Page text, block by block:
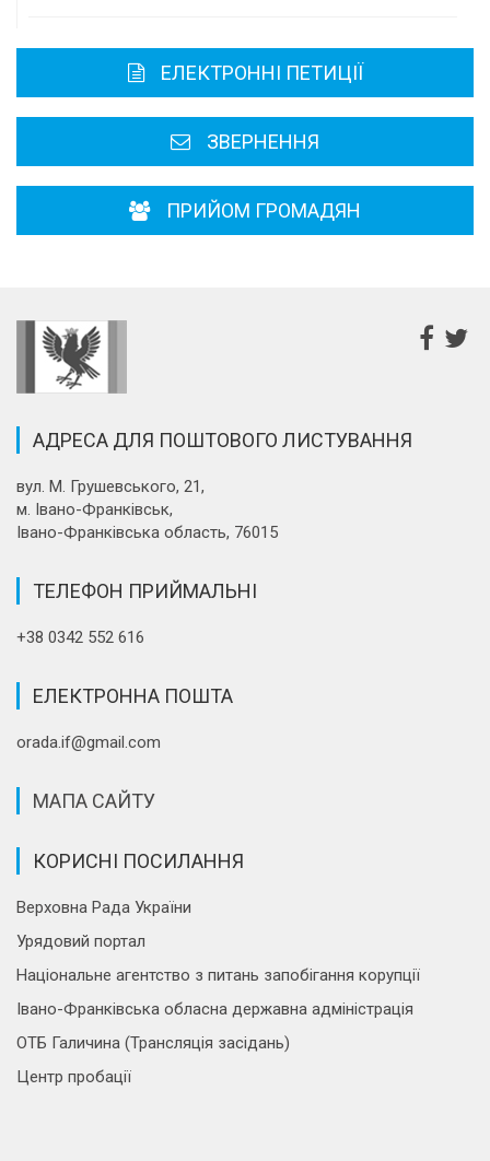
Районні, міські ради
ЕЛЕКТРОННІ ПЕТИЦІЇ
ЗВЕРНЕННЯ
ПРИЙОМ ГРОМАДЯН
АДРЕСА ДЛЯ ПОШТОВОГО ЛИСТУВАННЯ
вул. М. Грушевського, 21,
м. Івано-Франківськ,
Івано-Франківська область, 76015
ТЕЛЕФОН ПРИЙМАЛЬНІ
+38 0342 552 616
ЕЛЕКТРОННА ПОШТА
orada.if@gmail.com
МАПА САЙТУ
КОРИСНІ ПОСИЛАННЯ
Верховна Рада України
Урядовий портал
Національне агентство з питань запобігання корупції
Івано-Франківська обласна державна адміністрація
ОТБ Галичина (Трансляція засідань)
Центр пробації